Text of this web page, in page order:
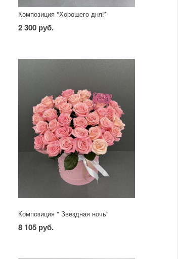
Композиция *Хорошего дня!*
2 300 руб.
Композиция " Звездная ночь"
8 105 руб.